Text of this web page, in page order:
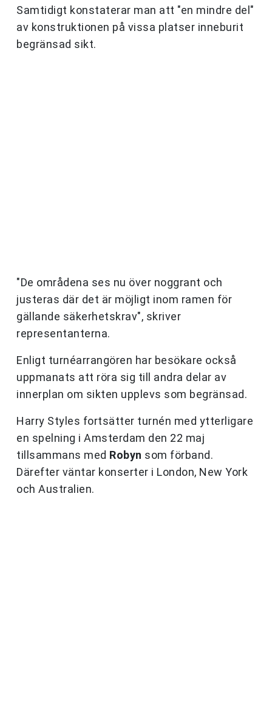
Samtidigt konstaterar man att "en mindre del"
av konstruktionen på vissa platser inneburit
begränsad sikt.
"De områdena ses nu över noggrant och
justeras där det är möjligt inom ramen för
gällande säkerhetskrav", skriver
representanterna.
Enligt turnéarrangören har besökare också
uppmanats att röra sig till andra delar av
innerplan om sikten upplevs som begränsad.
Harry Styles fortsätter turnén med ytterligare
en spelning i Amsterdam den 22 maj
tillsammans med Robyn som förband.
Därefter väntar konserter i London, New York
och Australien.